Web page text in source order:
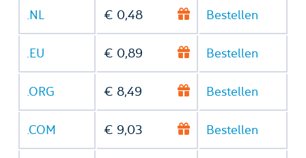
.NL € 0,48 Bestellen
.EU € 0,89 Bestellen
.ORG € 8,49 Bestellen
.COM € 9,03 Bestellen